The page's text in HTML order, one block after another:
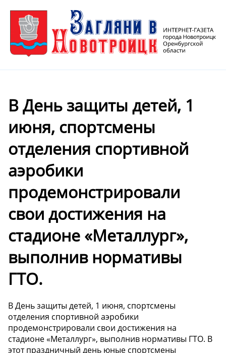
В День защиты детей, 1
июня, спортсмены
отделения спортивной
аэробики
продемонстрировали
свои достижения на
стадионе «Металлург»,
выполнив нормативы
ГТО.
В День защиты детей, 1 июня, спортсмены
отделения спортивной аэробики
продемонстрировали свои достижения на
стадионе «Металлург», выполнив нормативы ГТО. В
этот праздничный день юные спортсмены